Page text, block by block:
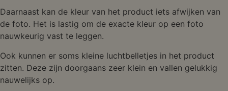
Daarnaast kan de kleur van het product iets afwijken van
de foto. Het is lastig om de exacte kleur op een foto
nauwkeurig vast te leggen.
Ook kunnen er soms kleine luchtbelletjes in het product
zitten. Deze zijn doorgaans zeer klein en vallen gelukkig
nauwelijks op.